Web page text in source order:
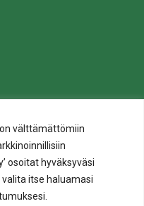
välttämättömiin
osoitat hyväksyväsi
itse haluamasi